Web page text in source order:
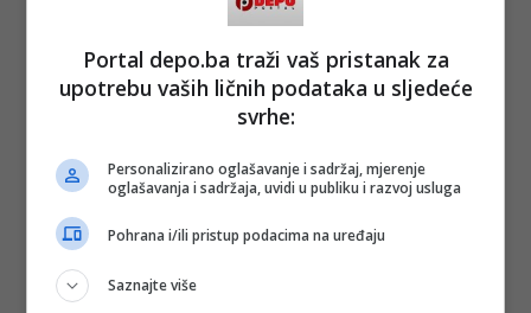
danas zasipaju i smaraju na svakom koraku, urbi et orbi.
Prava muzika dolazi iz srca i hrani dušu...“.
I desilo se novo čudo. U Lisabonu 2018 su osvanuli muzički
biseri kakve Eurosong nije ranije ni čuo ni vidio. Sve je
otimanjem mikrofona predstavnici Velike Britanije, koji je
bezbolno amortizavan. Portugalski domaćini su bili veći od
života. Duhovito i nadasve šarmantno su otvorili, vodili i
zatvorili ovu blistavu gala priču. Istovremeno ponovo su nas
Portal depo.ba traži vaš pristanak za
upotrebu vaših ličnih podataka u sljedeće
svrhe:
Personalizirano oglašavanje i sadržaj, mjerenje
oglašavanja i sadržaja, uvidi u publiku i razvoj usluga
Pohrana i/ili pristup podacima na uređaju
Saznajte više